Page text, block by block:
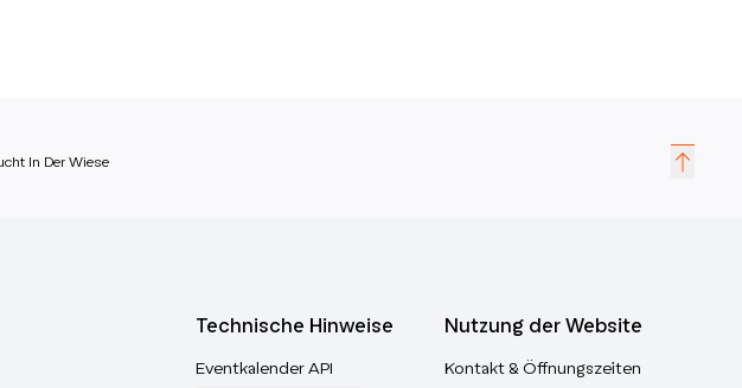
In Der Wiese
Technische Hinweise
Eventkalender API
Nutzung der Website
Kontakt & Öffnungszeiten